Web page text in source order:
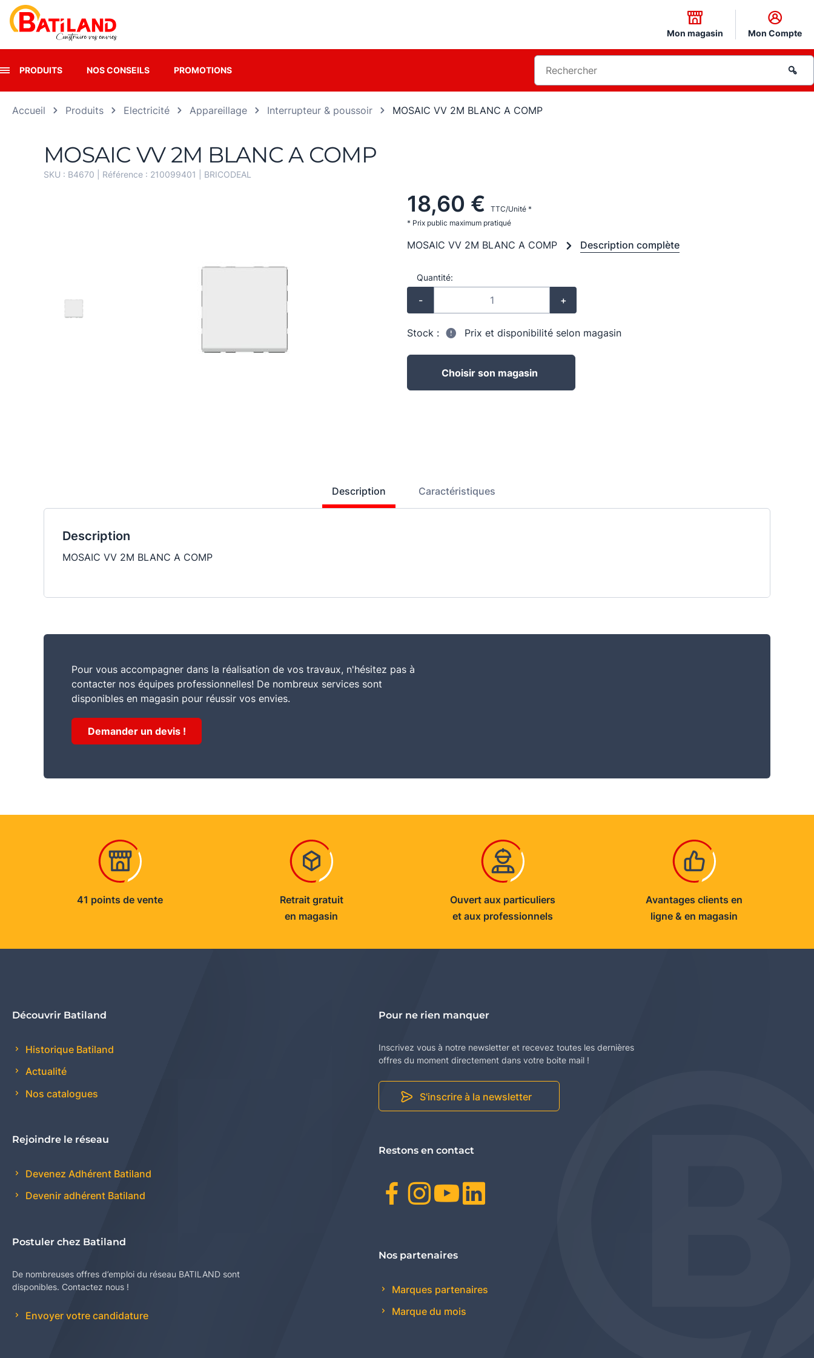
Mon magasin Mon Compte
PRODUITS NOS CONSEILS PROMOTIONS
Accueil Produits Electricité Appareillage Interrupteur & poussoir MOSAIC VV 2M BLANC A COMP
MOSAIC VV 2M BLANC A COMP
SKU : B4670 | Référence : 210099401 BRICODEAL
18,60 €
TTC/Unité *
* Prix public maximum pratiqué
MOSAIC VV 2M BLANC A COMP Description complète
Quantité:
- +
Stock : Prix et disponibilité selon magasin
Choisir son magasin
Description Caractéristiques
Description
MOSAIC VV 2M BLANC A COMP
Pour vous accompagner dans la réalisation de vos travaux, n'hésitez pas à
contacter nos équipes professionnelles! De nombreux services sont
disponibles en magasin pour réussir vos envies.
Demander un devis !
41 points de vente
Retrait gratuit
en magasin
Ouvert aux particuliers
et aux professionnels
Avantages clients en
ligne & en magasin
Découvrir Batiland
Historique Batiland
Actualité
Nos catalogues
Rejoindre le réseau
Devenez Adhérent Batiland
Devenir adhérent Batiland
Postuler chez Batiland
De nombreuses offres d’emploi du réseau BATILAND sont
disponibles. Contactez nous !
Envoyer votre candidature
Pour ne rien manquer
Inscrivez vous à notre newsletter et recevez toutes les dernières
offres du moment directement dans votre boite mail !
S'inscrire à la newsletter
Restons en contact
Facebook
Instagram
Youtube
Nos partenaires
Marques partenaires
Marque du mois
Panneau de gestion des cookies